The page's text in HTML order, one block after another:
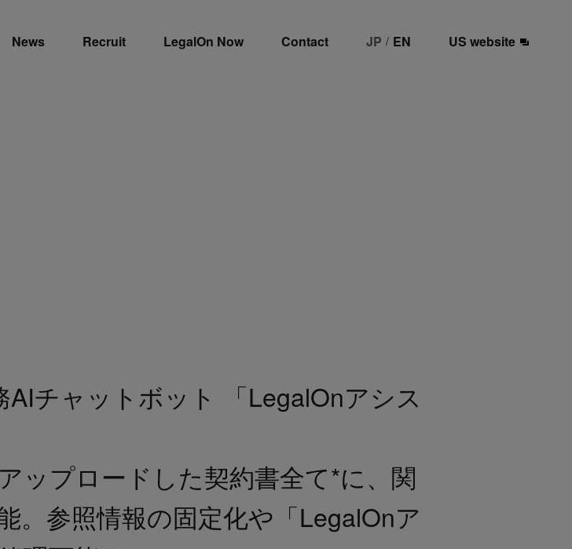
News Recruit LegalOn Now Contact JP / EN US website
AIチャットボット 「LegalOnアシス
ップロードした契約書全て*に、関
。参照情報の固定化や「LegalOnア